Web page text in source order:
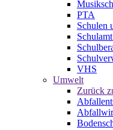
PTA
Schulen
VHS
Umwelt
Zurück